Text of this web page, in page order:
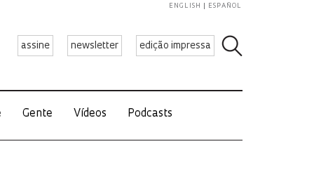
assine newsletter edição impressa
ENGLISH ESPAÑOL
Gente Vídeos Podcasts